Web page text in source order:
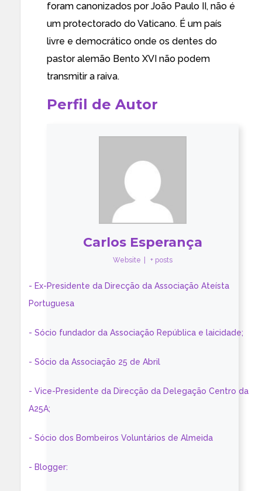
foram canonizados por João Paulo II, não é
um protectorado do Vaticano. É um país
livre e democrático onde os dentes do
pastor alemão Bento XVI não podem
transmitir a raiva.
Perfil de Autor
Carlos Esperança
Website + posts
- Ex-Presidente da Direcção da Associação Ateísta
Portuguesa
- Sócio fundador da Associação República e laicidade;
- Sócio da Associação 25 de Abril
- Vice-Presidente da Direcção da Delegação Centro da
A25A;
- Sócio dos Bombeiros Voluntários de Almeida
- Blogger: